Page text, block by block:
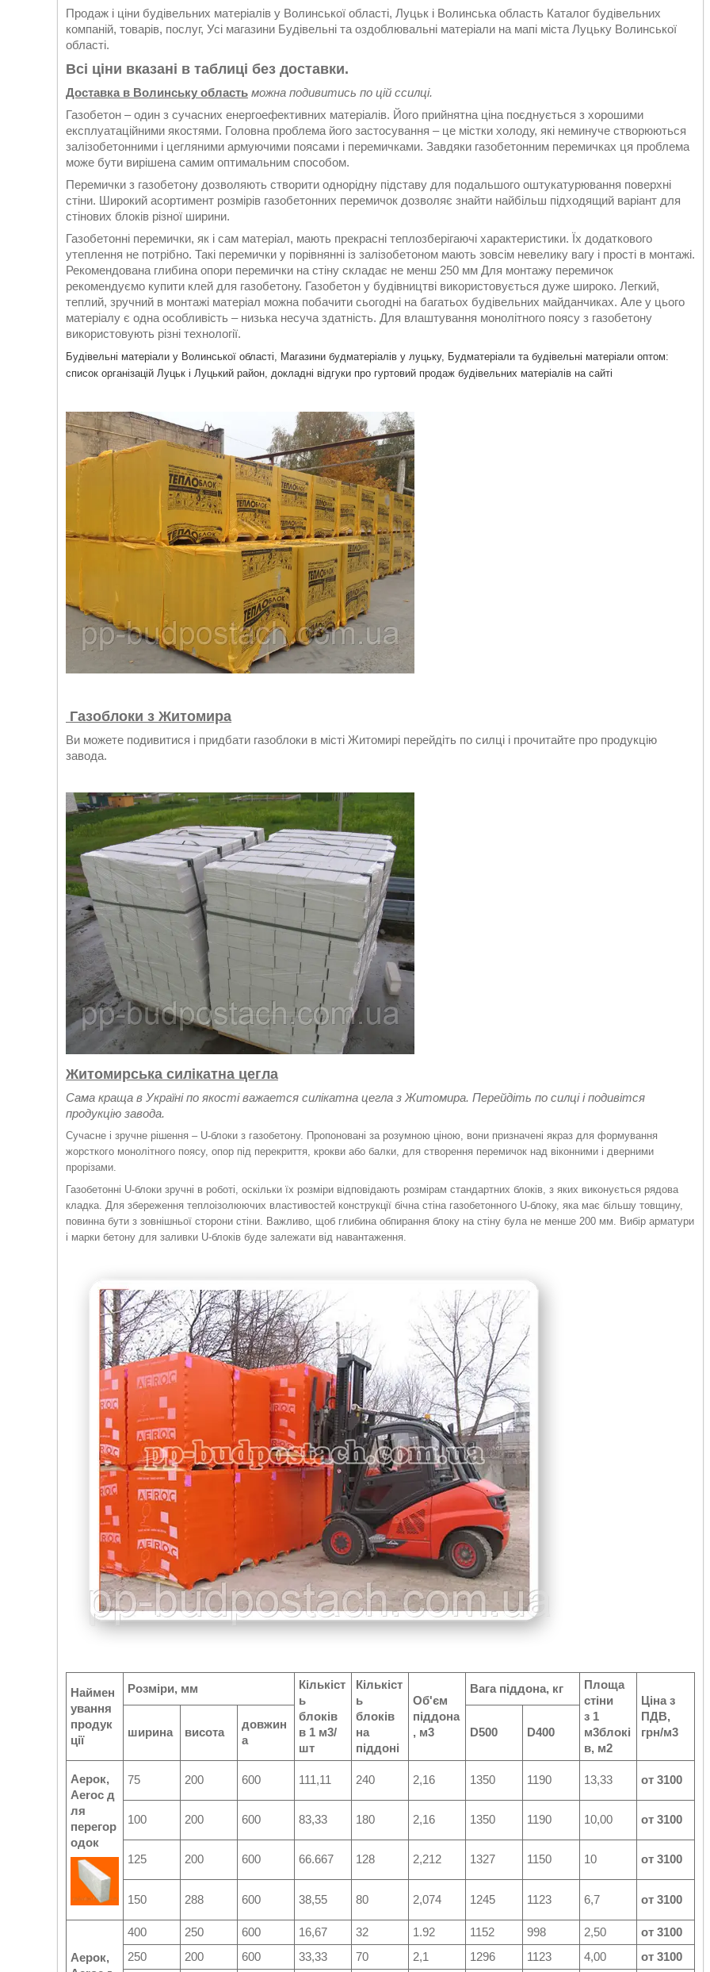
Продаж і ціни будівельних матеріалів у Волинської області, Луцьк і Волинська область Каталог будівельних
компаній, товарів, послуг, Усі магазини Будівельні та оздоблювальні матеріали на мапі міста Луцьку Волинської
області.
Всі ціни вказані в таблиці без доставки.
Доставка в Волинську область можна подивитись по цій ссилці.
Газобетон – один з сучасних енергоефективних матеріалів. Його прийнятна ціна поєднується з хорошими
експлуатаційними якостями. Головна проблема його застосування – це містки холоду, які неминуче створюються
залізобетонними і цегляними армуючими поясами і перемичками. Завдяки газобетонним перемичках ця проблема
може бути вирішена самим оптимальним способом.
Перемички з газобетону дозволяють створити однорідну підставу для подальшого оштукатурювання поверхні
стіни. Широкий асортимент розмірів газобетонних перемичок дозволяє знайти найбільш підходящий варіант для
стінових блоків різної ширини.
Газобетонні перемички, як і сам матеріал, мають прекрасні теплозберігаючі характеристики. Їх додаткового
утеплення не потрібно. Такі перемички у порівнянні із залізобетоном мають зовсім невелику вагу і прості в монтажі.
Рекомендована глибина опори перемички на стіну складає не менш 250 мм Для монтажу перемичок
рекомендуємо купити клей для газобетону. Газобетон у будівництві використовується дуже широко. Легкий,
теплий, зручний в монтажі матеріал можна побачити сьогодні на багатьох будівельних майданчиках. Але у цього
матеріалу є одна особливість – низька несуча здатність. Для влаштування монолітного поясу з газобетону
використовують різні технології.
Будівельні матеріали у Волинської області, Магазини будматеріалів у луцьку, Будматеріали та будівельні матеріали оптом:
список організацій Луцьк і Луцький район, докладні відгуки про гуртовий продаж будівельних матеріалів на сайті
Газоблоки з Житомира
Ви можете подивитися і придбати газоблоки в місті Житомирі перейдіть по силці і прочитайте про продукцію
завода.
Житомирська силікатна цегла
Сама краща в Україні по якості важается силікатна цегла з Житомира. Перейдіть по силці і подивітся
продукцію завода.
Сучасне і зручне рішення – U-блоки з газобетону. Пропоновані за розумною ціною, вони призначені якраз для формування
жорсткого монолітного поясу, опор під перекриття, крокви або балки, для створення перемичок над віконними і дверними
прорізами.
Газобетонні U-блоки зручні в роботі, оскільки їх розміри відповідають розмірам стандартних блоків, з яких виконується рядова
кладка. Для збереження теплоізолюючих властивостей конструкції бічна стіна газобетонного U-блоку, яка має більшу товщину,
повинна бути з зовнішньої сторони стіни. Важливо, щоб глибина обпирання блоку на стіну була не менше 200 мм. Вибір арматури
і марки бетону для заливки U-блоків буде залежати від навантаження.
Наймен
ування
продук
ції
Розміри, мм
Кількіст
ь
блоків
в 1 м3/
шт
Кількіст
ь
блоків
на
піддоні
Об'єм
піддона
, м3
Вага піддона, кг
Площа
стіни
з 1
м3блокі
в, м2
Ціна з
ПДВ,
грн/м3
ширина висота
довжин
а
D500 D400
Аерок,
Aeroc д
ля
перегор
одок
75 200 600 111,11 240 2,16 1350 1190 13,33 от 3100
100 200 600 83,33 180 2,16 1350 1190 10,00 от 3100
125 200 600 66.667 128 2,212 1327 1150 10 от 3100
150 288 600 38,55 80 2,074 1245 1123 6,7 от 3100
Аерок,
400 250 600 16,67 32 1.92 1152 998 2,50
от 3100
250
200 600 33,33 70 2,1 1296 1123 4,00 от 3100